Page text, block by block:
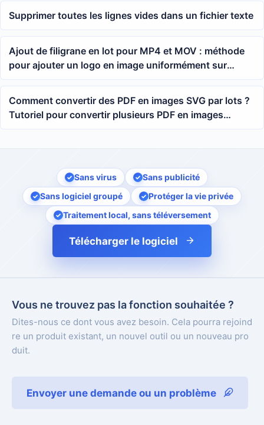
Supprimer toutes les lignes vides dans un fichier texte
Ajout de filigrane en lot pour MP4 et MOV : méthode
pour ajouter un logo en image uniformément sur
l'écran vidéo
Comment convertir des PDF en images SVG par lots ?
Tutoriel pour convertir plusieurs PDF en images
vectorielles en un clic
Sans virus
Sans publicité
Sans logiciel groupé
Protéger la vie privée
Traitement local, sans téléversement
Télécharger le logiciel
Vous ne trouvez pas la fonction souhaitée ?
Dites-nous ce dont vous avez besoin. Cela pourra rejoind
re un produit existant, un nouvel outil ou un nouveau pro
duit.
Envoyer une demande ou un problème